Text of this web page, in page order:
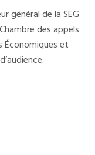
général de la SEG
des appels
Économiques et